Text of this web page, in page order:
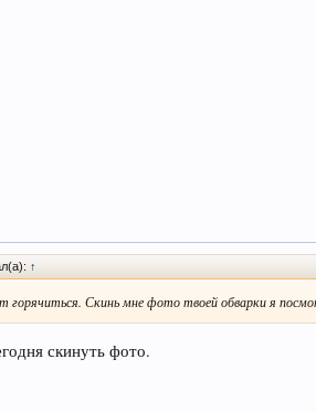
↑
горячиться. Скинь мне фото твоей обварки я
скинуть фото.